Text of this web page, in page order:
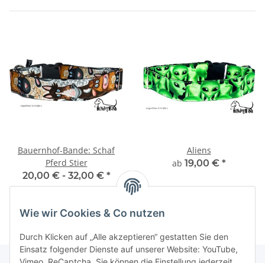
Bauernhof-Bande: Schaf
Pferd Stier
20,00 € - 32,00 € *
Aliens
ab 19,00 € *
Wie wir Cookies & Co nutzen
Durch Klicken auf „Alle akzeptieren“ gestatten Sie den
Einsatz folgender Dienste auf unserer Website: YouTube,